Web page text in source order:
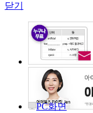
닫기
PC화면